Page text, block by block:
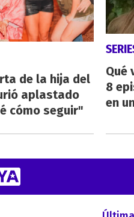
de la hija del
aplastado
cómo seguir"
Qué
8
en